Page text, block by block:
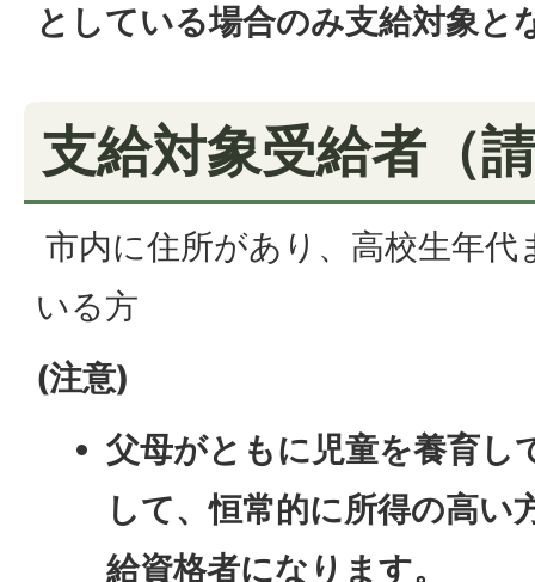
としている場合のみ支給対象と
支給対象受給者（
市内に住所があり、高校生年
いる方
(注意)
父母がともに児童を養育し
して、恒常的に所得の高い
給資格者になります。